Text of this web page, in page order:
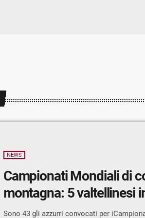
NEWS
Campionati Mondiali di
montagna: 5 valtellinesi
Sono 43 gli azzurri convocati per